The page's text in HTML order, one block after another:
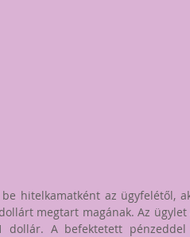
hitelkamatként az ügyfelétől,
megtart magának. Az
dollár. A befektetett